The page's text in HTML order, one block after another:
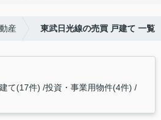
産 東武日光線の売買 戸建て 一覧
て(17件) 投資・事業用物件(4件)